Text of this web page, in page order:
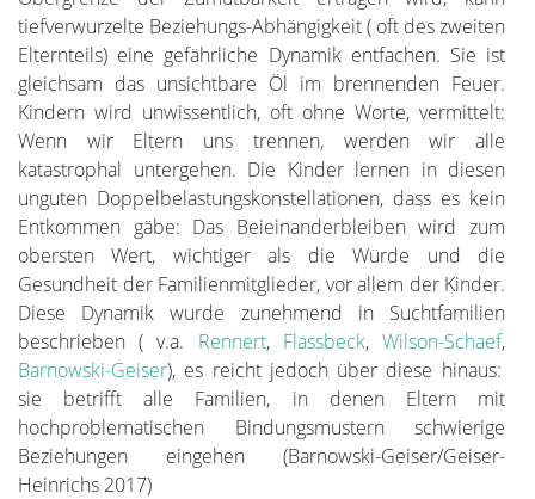
tiefverwurzelte Beziehungs-Abhängigkeit ( oft des zweiten
Elternteils) eine gefährliche Dynamik entfachen. Sie ist
gleichsam das unsichtbare Öl im brennenden Feuer.
Kindern wird unwissentlich, oft ohne Worte, vermittelt:
Wenn wir Eltern uns trennen, werden wir alle
katastrophal untergehen. Die Kinder lernen in diesen
unguten Doppelbelastungskonstellationen, dass es kein
Entkommen gäbe: Das Beieinanderbleiben wird zum
obersten Wert, wichtiger als die Würde und die
Gesundheit der Familienmitglieder, vor allem der Kinder.
Diese Dynamik wurde zunehmend in Suchtfamilien
beschrieben ( v.a. Rennert, Flassbeck,Wilson-Schaef,
Barnowski-Geiser), es reicht jedoch über diese hinaus:
sie betrifft alle Familien, in denen Eltern mit
hochproblematischen Bindungsmustern schwierige
Beziehungen eingehen (Barnowski-Geiser/Geiser-
Heinrichs 2017)